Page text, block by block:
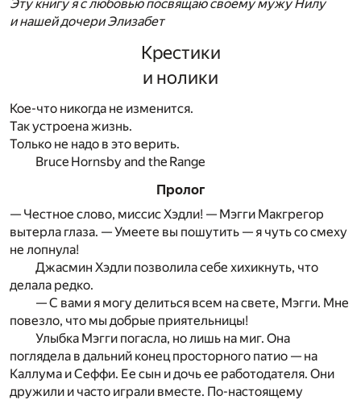
Эту книгу я с любовью посвящаю своему мужу Нилу
и нашей дочери Элизабет
Крестики
и нолики
Кое-что никогда не изменится.
Так устроена жизнь.
Только не надо в это верить.
Bruce Hornsby and the Range
Пролог
— Честное слово, миссис Хэдли! — Мэгги Макгрегор
вытерла глаза. — Умеете вы пошутить — я чуть со смеху
не лопнула!
Джасмин Хэдли позволила себе хихикнуть, что
делала редко.
— С вами я могу делиться всем на свете, Мэгги. Мне
повезло, что мы добрые приятельницы!
Улыбка Мэгги погасла, но лишь на миг. Она
поглядела в дальний конец просторного патио — на
Каллума и Сеффи. Ее сын и дочь ее работодателя. Они
дружили и часто играли вместе. По-настоящему